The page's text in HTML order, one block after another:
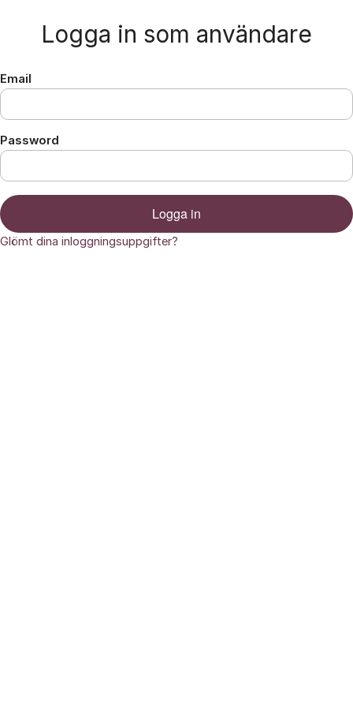
Logga in som användare
Email
Password
Logga in
Glömt dina inloggningsuppgifter?